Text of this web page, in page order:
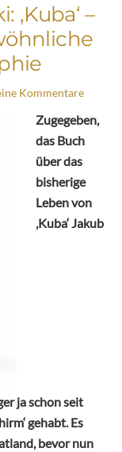
‚Kuba‘ –
Kommentare
Zugegeben,
das Buch
über das
bisherige
Leben von
‚Kuba‘ Jakub
ja schon seit
gehabt. Es
bevor nun